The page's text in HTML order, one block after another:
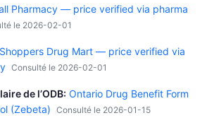
Pharmacy — price verified via pharma
le 2026-02-01
Shoppers Drug Mart — price verified via
Consulté le 2026-02-01
de l’ODB Ontario Drug Benefit Form
(Zebeta) Consulté le 2026-01-15